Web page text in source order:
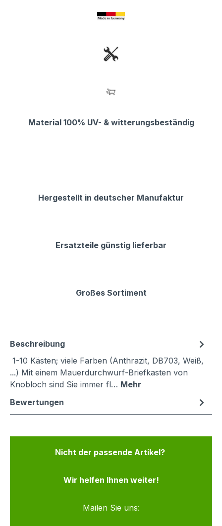
Material 100% UV- & witterungsbeständig
Hergestellt in deutscher Manufaktur
Ersatzteile günstig lieferbar
Großes Sortiment
Beschreibung
1-10 Kästen; viele Farben (Anthrazit, DB703, Weiß,
...) Mit einem Mauerdurchwurf-Briefkasten von
Knobloch sind Sie immer fl… Mehr
Bewertungen
Nicht der passende Artikel?
Wir helfen Ihnen weiter!
Mailen Sie uns: